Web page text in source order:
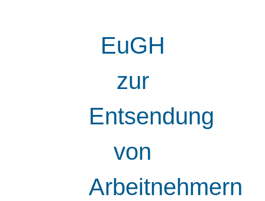
EuGH
zur
Entsendung
von
Arbeitnehmern